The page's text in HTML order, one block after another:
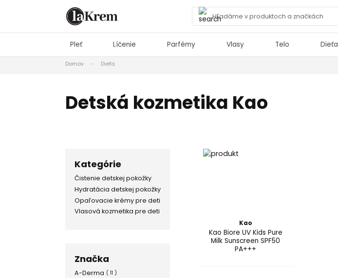
Pleť Líčenie Parfémy Vlasy Telo Dieťa
Domov Dieťa
Detská kozmetika Kao
Kategórie
Čistenie detskej pokožky
Hydratácia detskej pokožky
Opaľovacie krémy pre deti
Vlasová kozmetika pre deti
Značka
A-Derma ( 11 )
Kao
Kao Biore UV Kids Pure
Milk Sunscreen SPF50
PA+++